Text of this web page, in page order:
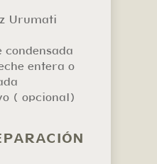
Urumati
condensada
entera o
( opcional)